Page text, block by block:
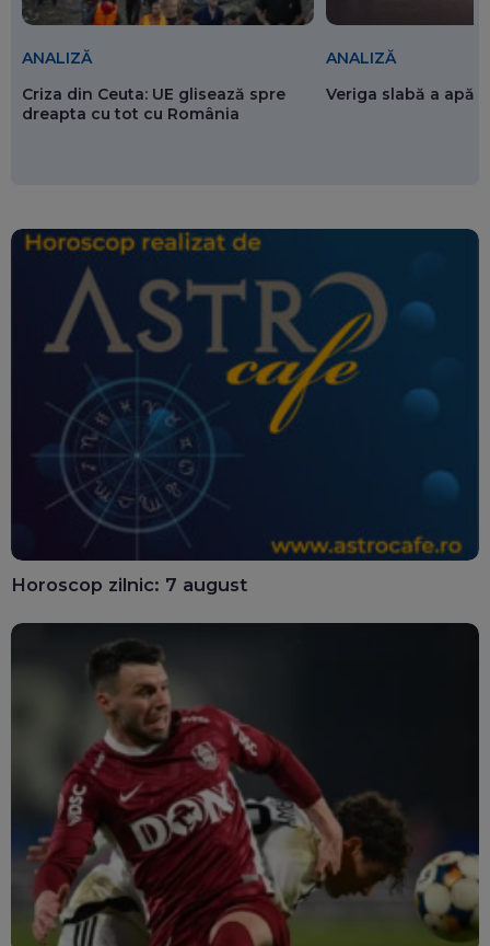
ANALIZĂ
Criza din Ceuta: UE glisează spre
dreapta cu tot cu România
ANALIZĂ
Veriga slabă a
Horoscop zilnic: 7 august